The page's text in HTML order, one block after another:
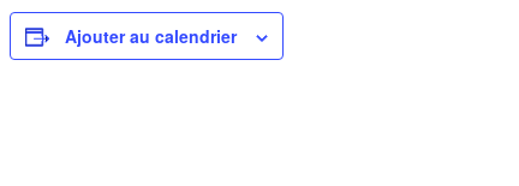
Ajouter au calendrier